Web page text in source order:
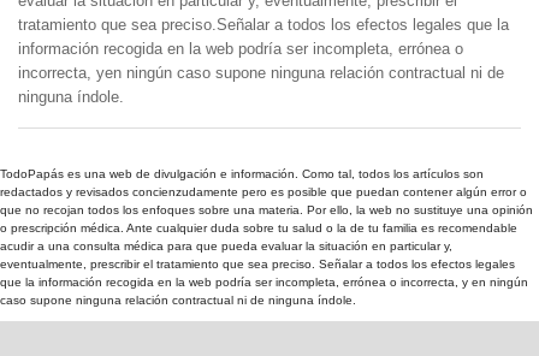
tratamiento que sea preciso.Señalar a todos los efectos legales que la
información recogida en la web podría ser incompleta, errónea o
incorrecta, yen ningún caso supone ninguna relación contractual ni de
ninguna índole.
TodoPapás es una web de divulgación e información. Como tal, todos los artículos son
redactados y revisados concienzudamente pero es posible que puedan contener algún error o
que no recojan todos los enfoques sobre una materia. Por ello, la web no sustituye una opinión
o prescripción médica. Ante cualquier duda sobre tu salud o la de tu familia es recomendable
acudir a una consulta médica para que pueda evaluar la situación en particular y,
eventualmente, prescribir el tratamiento que sea preciso. Señalar a todos los efectos legales
que la información recogida en la web podría ser incompleta, errónea o incorrecta, y en ningún
caso supone ninguna relación contractual ni de ninguna índole.